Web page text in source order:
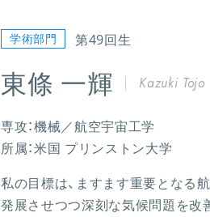
学術部門 第49回生
東條 一輝 Kazuki Tojo
専攻：機械／航空宇宙工学
所属：米国 プリンストン大学
私の目標は、ますます重要となる
発展させつつ深刻な気候問題を改